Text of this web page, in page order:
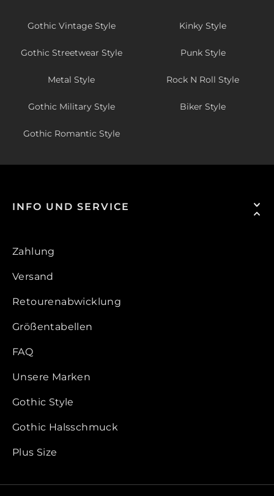
Gothic Vintage Style Kinky Style
Gothic Streetwear Style Punk Style
Metal Style Rock N Roll Style
Gothic Military Style Biker Style
Gothic Romantic Style
INFO UND SERVICE
Zahlung
Versand
Retourenabwicklung
Größentabellen
FAQ
Unsere Marken
Gothic Style
Gothic Halsschmuck
Plus Size